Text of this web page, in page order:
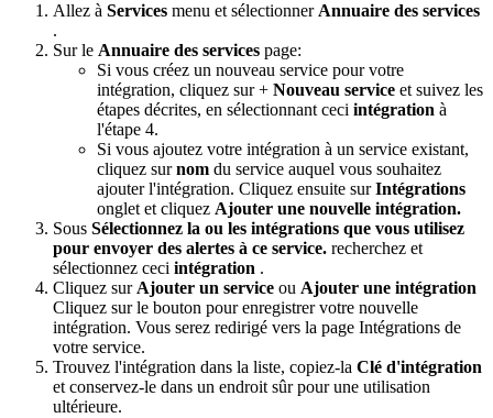
Allez à Services menu et sélectionner Annuaire des services
.
Sur le Annuaire des services page:
Si vous créez un nouveau service pour votre
intégration, cliquez sur + Nouveau service et suivez les
étapes décrites, en sélectionnant ceci intégration à
l'étape 4.
Si vous ajoutez votre intégration à un service existant,
cliquez surnom du service auquel vous souhaitez
ajouter l'intégration. Cliquez ensuite surIntégrations
onglet et cliquez Ajouter une nouvelle intégration.
Sous Sélectionnez la ou les intégrations que vous utilisez
pour envoyer des alertes à ce service. recherchez et
sélectionnez ceci intégration .
Cliquez sur Ajouter un service ou Ajouter une intégration
Cliquez sur le bouton pour enregistrer votre nouvelle
intégration. Vous serez redirigé vers la page Intégrations de
votre service.
Trouvez l'intégration dans la liste, copiez-la Clé d'intégration
et conservez-le dans un endroit sûr pour une utilisation
ultérieure.